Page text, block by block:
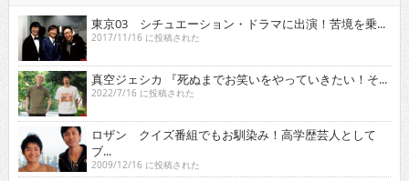
東京03 シチュエーション・ドラマに出演！苦境を乗...
2017/11/16 に投稿された
真空ジェシカ 『死ぬまでお笑いをやっていきたい！そ...
2022/7/16 に投稿された
ロザン クイズ番組でもお馴染み！高学歴芸人として
ブ...
2009/12/16 に投稿された